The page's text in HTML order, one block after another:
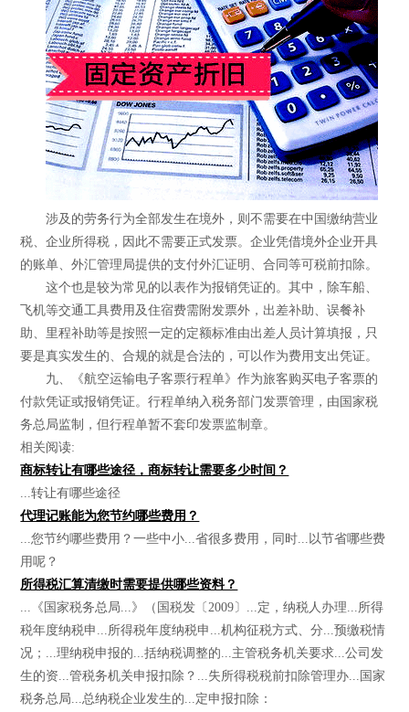
涉及的劳务行为全部发生在境外，则不需要在中国缴纳营业
税、企业所得税，因此不需要正式发票。企业凭借境外企业开具
的账单、外汇管理局提供的支付外汇证明、合同等可税前扣除。
这个也是较为常见的以表作为报销凭证的。其中，除车船、
飞机等交通工具费用及住宿费需附发票外，出差补助、误餐补
助、里程补助等是按照一定的定额标准由出差人员计算填报，只
要是真实发生的、合规的就是合法的，可以作为费用支出凭证。
九、《航空运输电子客票行程单》作为旅客购买电子客票的
付款凭证或报销凭证。行程单纳入税务部门发票管理，由国家税
务总局监制，但行程单暂不套印发票监制章。
相关阅读:
商标转让有哪些途径，商标转让需要多少时间？
...转让有哪些途径
代理记账能为您节约哪些费用？
...您节约哪些费用？一些中小...省很多费用，同时...以节省哪些费
用呢？
所得税汇算清缴时需要提供哪些资料？
...《国家税务总局...》（国税发〔2009〕...定，纳税人办理...所得
税年度纳税申...所得税年度纳税申...机构征税方式、分...预缴税情
况；...理纳税申报的...括纳税调整的...主管税务机关要求...公司发
生的资...管税务机关申报扣除？...失所得税税前扣除管理办...国家
税务总局...总纳税企业发生的...定申报扣除：